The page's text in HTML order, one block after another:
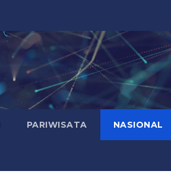
PARIWISATA NASIONAL